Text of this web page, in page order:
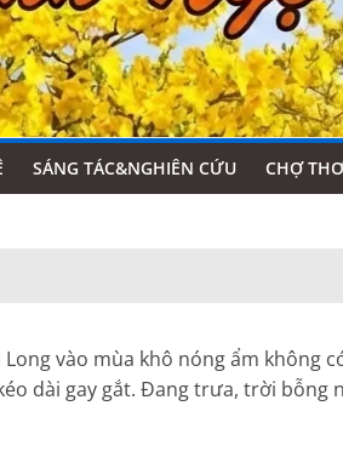
SÁNG TÁC&NGHIÊN CỨU CHỢ THƠ
vào mùa khô nóng ẩm không
dài gay gắt. Đang trưa, trời bỗng